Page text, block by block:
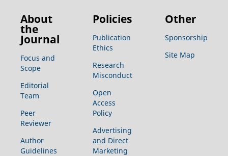
About
the
Journal
Focus and
Scope
Editorial
Team
Peer
Reviewer
Author
Guidelines
Policies
Publication
Ethics
Research
Misconduct
Open
Access
Policy
Advertising
and Direct
Marketing
Other
Sponsorship
Site Map